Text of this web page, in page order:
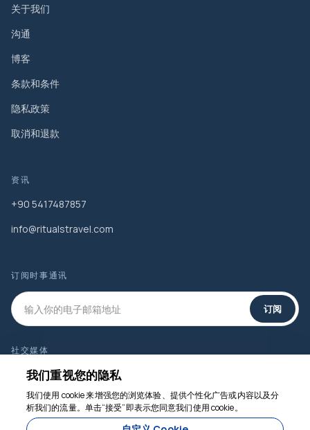
关于我们
沟通
博客
条款和条件
隐私政策
取消和退款
资讯
+90 5417487857
info@ritualstravel.com
订阅时事通讯
订阅
社交媒体
我们重视您的隐私
我们使用 cookie 来增强您的浏览体验、提供个性化广告或内容以及分
析我们的流量。单击“接受”即表示您同意我们使用 cookie。
我们随时为您服务